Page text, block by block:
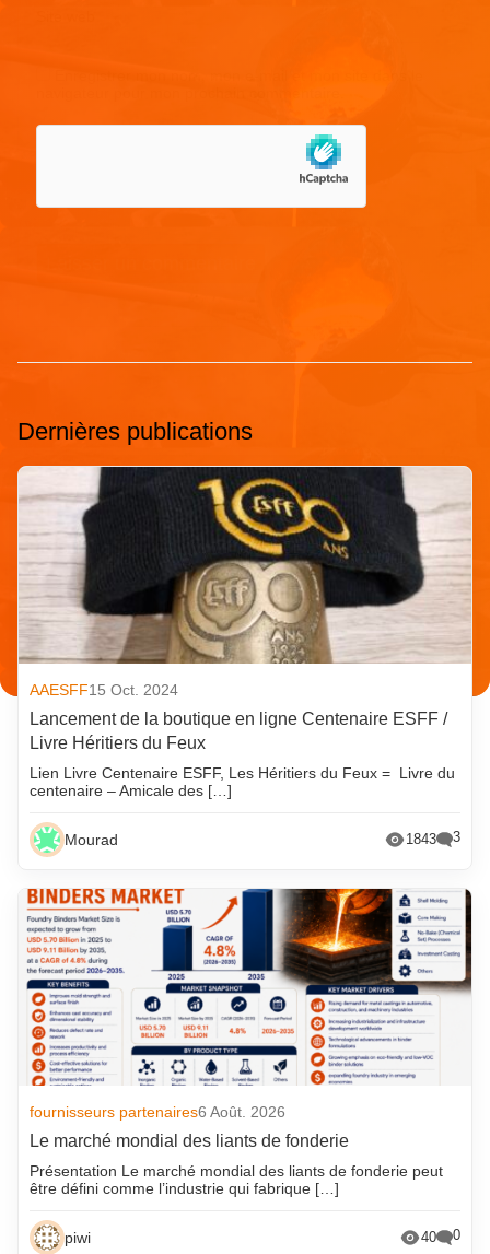
Dernières publications
AAESFF15 Oct. 2024
Lancement de la boutique en ligne Centenaire ESFF /
Livre Héritiers du Feux
Lien Livre Centenaire ESFF, Les Héritiers du Feux = Livre du
centenaire – Amicale des […]
Mourad 1843 3
fournisseurs partenaires6 Août. 2026
Le marché mondial des liants de fonderie
Présentation Le marché mondial des liants de fonderie peut
être défini comme l’industrie qui fabrique […]
piwi 40 0